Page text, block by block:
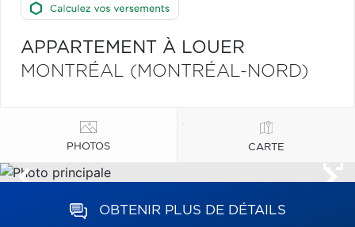
APPARTEMENT À LOUER
MONTRÉAL (MONTRÉAL-NORD)
PHOTOS CARTE
OBTENIR PLUS DE DÉTAILS